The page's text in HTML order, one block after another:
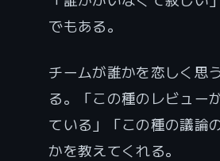
でもある。
チームが誰かを恋しく思
る。「この種のレビュー
ている」「この種の議論
かを教えてくれる。